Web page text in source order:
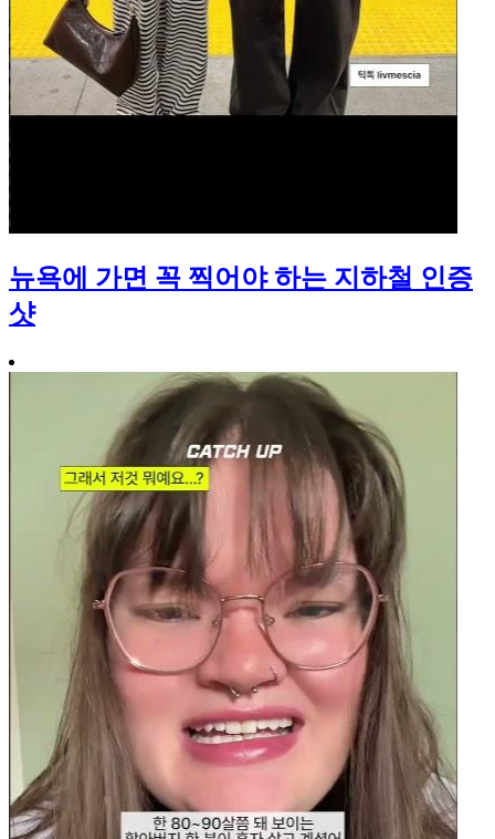
뉴욕에 가면 꼭 찍어야 하는 지하철 인증
샷